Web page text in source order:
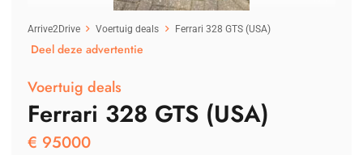
Arrive2Drive Voertuig deals Ferrari 328 GTS (USA)
Deel deze advertentie
Voertuig deals
Ferrari 328 GTS (USA)
€ 95000